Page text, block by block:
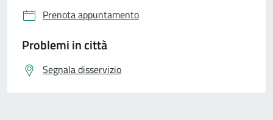
Prenota appuntamento
Problemi in città
Segnala disservizio